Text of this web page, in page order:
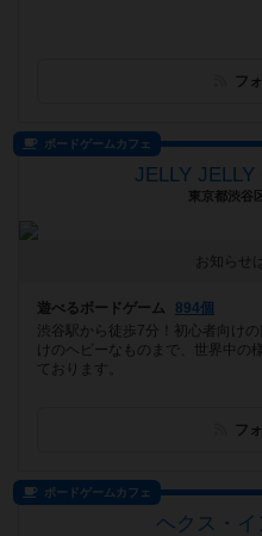
フ
ボードゲームカフェ
JELLY
東京都渋谷
お知らせ
遊べるボードゲーム
894個
渋谷駅から徒歩7分！初心者向け
けのヘビーなものまで、世界中の
ております。
フ
ボードゲームカフェ
ヘクス・